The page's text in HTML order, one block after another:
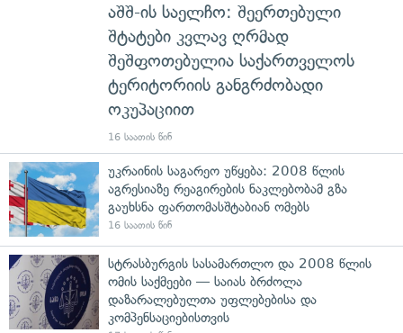
აშშ-ის საელჩო: შეერთებული
შტატები კვლავ ღრმად
შეშფოთებულია საქართველოს
ტერიტორიის განგრძობადი
ოკუპაციით
16 საათის წინ
უკრაინის საგარეო უწყება: 2008 წლის
აგრესიაზე რეაგირების ნაკლებობამ გზა
გაუხსნა ფართომასშტაბიან ომებს
16 საათის წინ
სტრასბურგის სასამართლო და 2008 წლის
ომის საქმეები — საიას ბრძოლა
დაზარალებულთა უფლებებისა და
კომპენსაციებისთვის